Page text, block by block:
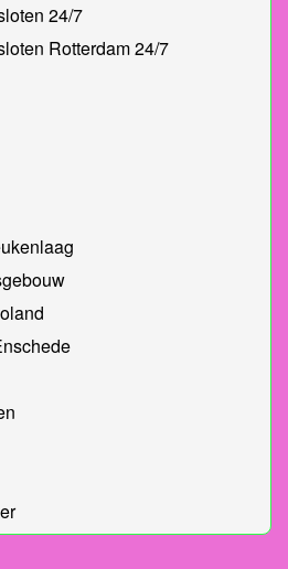
24/7
Rotterdam 24/7